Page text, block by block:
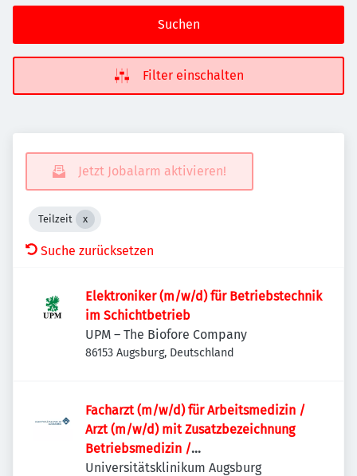
Suchen
Filter einschalten
Jetzt Jobalarm aktivieren!
Teilzeit
Suche zurücksetzen
Elektroniker (m/w/d) für Betriebstechnik
im Schichtbetrieb
UPM – The Biofore Company
86153 Augsburg, Deutschland
Facharzt (m/w/d) für Arbeitsmedizin /
Arzt (m/w/d) mit Zusatzbezeichnung
Betriebsmedizin /
Weiterbildungsassistent (m/w/d)
Universitätsklinikum Augsburg